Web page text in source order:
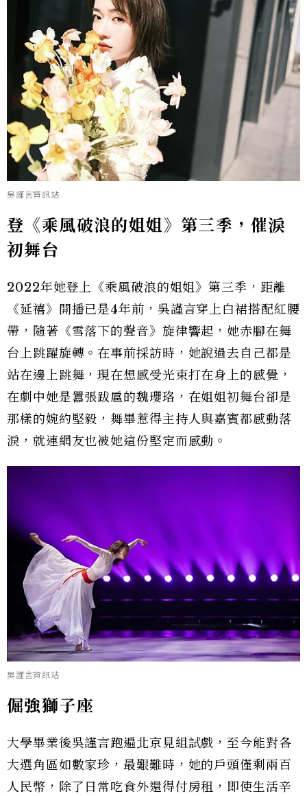
吳謹言資訊站
登《乘風破浪的姐姐》第三季，催淚
初舞台
2022年她登上《乘風破浪的姐姐》第三季，距離
《延禧》開播已是4年前，吳謹言穿上白裙搭配紅腰
帶，隨著《雪落下的聲音》旋律響起，她赤腳在舞
台上跳躍旋轉。在事前採訪時，她說過去自己都是
站在邊上跳舞，現在想感受光束打在身上的感覺，
在劇中她是囂張跋扈的魏瓔珞，在姐姐初舞台卻是
那樣的婉約堅毅，舞畢惹得主持人與嘉賓都感動落
淚，就連網友也被她這份堅定而感動。
吳謹言資訊站
倔強獅子座
大學畢業後吳謹言跑遍北京見組試戲，至今能對各
大選角區如數家珍，最艱難時，她的戶頭僅剩兩百
人民幣，除了日常吃食外還得付房租，即使生活辛